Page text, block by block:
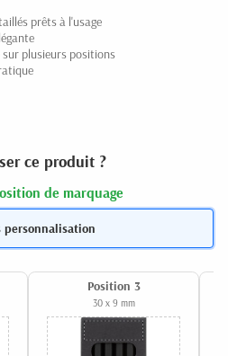
prêts à l'usage
plusieurs positions
ce produit ?
de marquage
personnalisation
Position 3
30 x 9 mm